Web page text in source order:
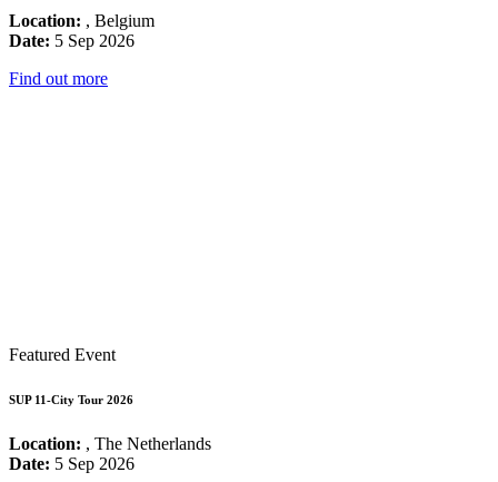
Location: , Belgium
Date: 5 Sep 2026
Find out more
Featured Event
SUP 11-City Tour 2026
Location: , The Netherlands
Date: 5 Sep 2026